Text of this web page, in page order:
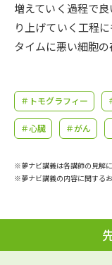
新生活お役立ちガイド
大学で学びたい学
増えていく過程で
り上げていく工程
タイムに悪い細胞の
＃トモグラフィー
＃心臓 ＃がん
※夢ナビ講義は各講師の見解
※夢ナビ講義の内容に関する